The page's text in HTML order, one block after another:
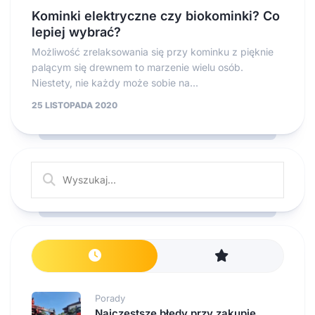
Kominki elektryczne czy biokominki? Co
lepiej wybrać?
Możliwość zrelaksowania się przy kominku z pięknie
palącym się drewnem to marzenie wielu osób.
Niestety, nie każdy może sobie na...
25 LISTOPADA 2020
Porady